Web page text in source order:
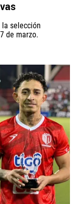
selección
de marzo.